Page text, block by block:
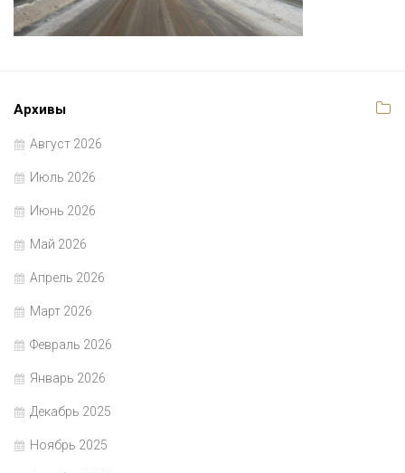
Архивы
Август 2026
Июль 2026
Июнь 2026
Май 2026
Апрель 2026
Март 2026
Февраль 2026
Январь 2026
Декабрь 2025
Ноябрь 2025